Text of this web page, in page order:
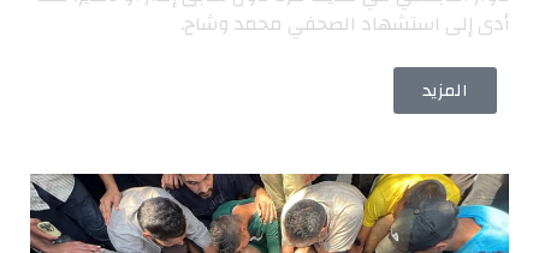
أدى إلى استشهاد الصحفي محمد وشاح.
المزيد